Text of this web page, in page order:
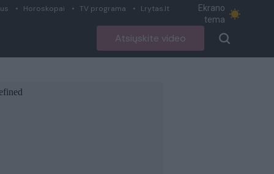
Horoskopai TV programa Lrytas.lt
Ekrano
tema
Atsiųskite video